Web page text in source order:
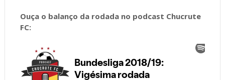
Ouça o balanço da rodada no podcast Chucrute
FC: